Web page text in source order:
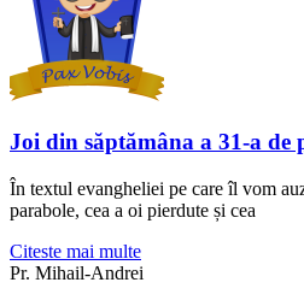
Joi din săptămâna a 31-a de
În textul evangheliei pe care îl vom
parabole, cea a oi pierdute și cea
Citeste mai multe
Pr. Mihail-Andrei